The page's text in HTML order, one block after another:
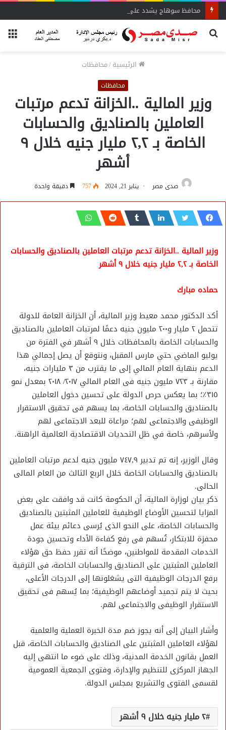
محافظ سوهاج يشدد على الإزالة الفورية
بحث
الرئيسية/محافظات
محافظات
وزير المالية ..الخزانة تدعم مرتبات
العاملين بالصناديق والحسابات
الخاصة بـ ٢,٢ مليار جنيه خلال ٩
أشهر
صدى مصر يناير 21, 2024 757 دقيقة واحدة
وزير المالية ..الخزانة تدعم مرتبات العاملين بالصناديق والحسابات
الخاصة بـ ٢,٢ مليار جنيه خلال ٩ أشهر
حماده مبارك
أكد الدكتور محمد معيط وزير المالية، أن الخزانة العامة للدولة
تتحمل ٢ مليار و٢٠٠ مليون جنيه دعمًا لمرتبات العاملين بالصناديق
والحسابات الخاصة بالمحافظات خلال ٩ أشهر في الفترة من
يوليو الماضي حتي مارس المقبل، ونتوقع أن يصل إجمالي هذا
الدعم بنهاية العام المالي إلى ما يقترب من ٣ مليارات جنيه،
مقارنة بـ ٧٢٣ مليون جنيه فى العام المالي ٢٠١٧/ ٢٠١٨ بمعدل نمو
٣١٥٪؜؛ بما يعكس حرص الدولة على تحسين دخول العاملين
بالصناديق والحسابات الخاصة، بما يسهم فى تحقيق الاستقرار
الوظيفى والاجتماعى لهم؛ مراعاة للبعد الاجتماعى لهم
ولأسرهم، خاصة في ظل التحديات الاقتصادية العالمية الراهنة.
وقال الوزير، إنه تم تدبير ٧٤٧,٩ مليون جنيه لدعم مرتبات العاملين
بالصناديق والحسابات الخاصة خلال الربع الثالث من العام المالى
الحالى.
ذكر بيان لوزارة المالية، أن الحكومة كانت قد وافقت على بعض
المزايا لتحسين الأوضاع الوظيفية للعاملين المثبتين بالصناديق
والحسابات الخاصة، على النحو الذى يُرسى دعائم بيئة عمل
محفزة للابتكار، تُسهم فى رفع كفاءة الأداء وتحسين جودة
الخدمات المقدمة للمواطنين، موضحًا أنه تقرر حفظ حق هؤلاء
العاملين المثبتين على الصناديق والحسابات الخاصة، فى الترقية
برفع الدرجات الوظيفية التى يشغلونها إلى الدرجات الأعلى،
بحيث لا يتم تجميد أوضاعهم الوظيفية؛ بما يُسهم فى تحقيق
الاستقرار الوظيفى والاجتماعى لهم.
وأشار البيان إلى أنه يجوز ضم مدة الخبرة العملية والعلمية
لهؤلاء العاملين المثبتين على الصناديق والحسابات الخاصة، قبل
العمل بقانون الخدمة المدنية، وذلك على ضوء ما انتهى إليه
الجهاز المركزى للتنظيم والإدارة، وفتوى الجمعية العمومية
لقسمى الفتوى والتشريع بمجلس الدولة.
٢ مليار جنيه خلال ٩ أشهر